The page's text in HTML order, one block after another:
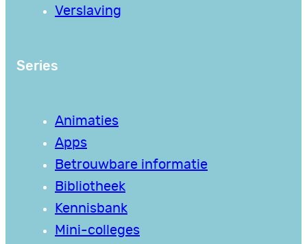
Verslaving
Series
Animaties
Apps
Betrouwbare informatie
Bibliotheek
Kennisbank
Mini-colleges